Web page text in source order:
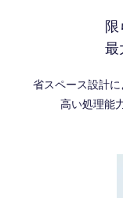
限
最
省スペース設計に
高い処理能